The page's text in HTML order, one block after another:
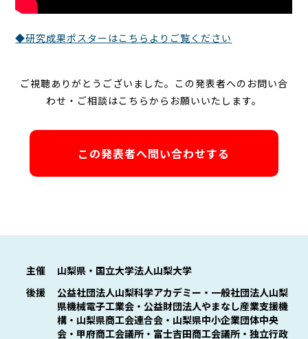
◆研究成果ポスターはこちらよりご覧ください
ご視聴ありがとうございました。この発表者へのお問い合
わせ・ご相談はこちらからお願いいたします。
この発表者へ問い合わせする
主催
山梨県・国立大学法人山梨大学
後援
公益社団法人山梨科学アカデミー・一般社団法人山梨
県機械電子工業会・公益財団法人やまなし産業支援機
構・山梨県商工会連合会・山梨県中小企業団体中央
会・甲府商工会議所・富士吉田商工会議所・独立行政